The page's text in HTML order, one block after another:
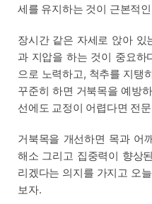
세를 유지하는 것이 근본적
장시간 같은 자세로 앉아 있
과 지압을 하는 것이 중요하
으로 노력하고, 척추를 지탱
꾸준히 하면 거북목을 예방
선에도 교정이 어렵다면 전
거북목을 개선하면 목과 어
해소 그리고 집중력이 향상
리겠다는 의지를 가지고 오
보자.